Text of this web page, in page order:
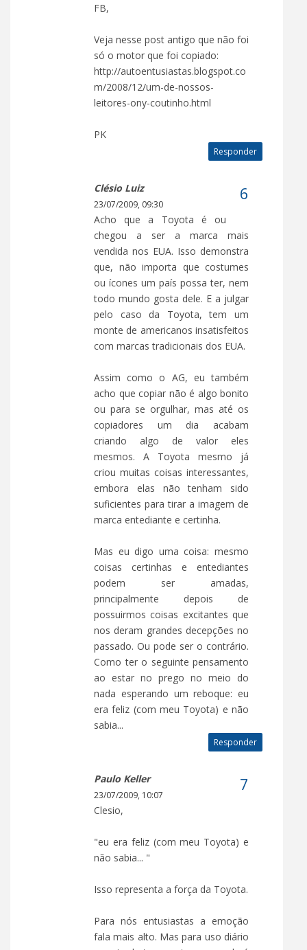
FB,
Veja nesse post antigo que não foi
só o motor que foi copiado:
http://autoentusiastas.blogspot.co
m/2008/12/um-de-nossos-
leitores-ony-coutinho.html
PK
Responder
Clésio Luiz
23/07/2009, 09:30
Acho que a Toyota é ou
chegou a ser a marca mais
vendida nos EUA. Isso demonstra
que, não importa que costumes
ou ícones um país possa ter, nem
todo mundo gosta dele. E a julgar
pelo caso da Toyota, tem um
monte de americanos insatisfeitos
com marcas tradicionais dos EUA.
Assim como o AG, eu também
acho que copiar não é algo bonito
ou para se orgulhar, mas até os
copiadores um dia acabam
criando algo de valor eles
mesmos. A Toyota mesmo já
criou muitas coisas interessantes,
embora elas não tenham sido
suficientes para tirar a imagem de
marca entediante e certinha.
Mas eu digo uma coisa: mesmo
coisas certinhas e entediantes
podem ser amadas,
principalmente depois de
possuirmos coisas excitantes que
nos deram grandes decepções no
passado. Ou pode ser o contrário.
Como ter o seguinte pensamento
ao estar no prego no meio do
nada esperando um reboque: eu
era feliz (com meu Toyota) e não
sabia...
Responder
Paulo Keller
23/07/2009, 10:07
Clesio,
"eu era feliz (com meu Toyota) e
não sabia... "
Isso representa a força da Toyota.
Para nós entusiastas a emoção
fala mais alto. Mas para uso diário